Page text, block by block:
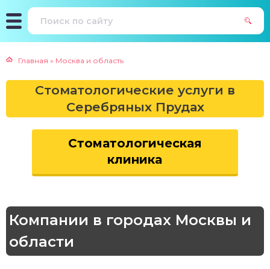
Главная » Москва и область
Стоматологические услуги в
Серебряных Прудах
Стоматологическая
клиника
Компании в городах Москвы и
области